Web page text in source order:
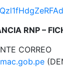
RNP –
CORREO